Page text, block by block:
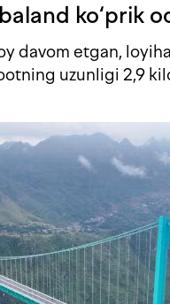
ko‘prik
davom etgan,
uzunligi 2,9